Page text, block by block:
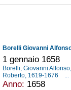
Borelli Giovanni
1 gennaio 1658
Borelli, Giovanni
Roberto, 1619-1676
...
Anno: 1658